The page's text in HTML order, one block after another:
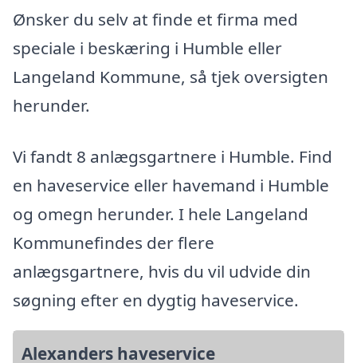
Ønsker du selv at finde et firma med
speciale i beskæring i Humble eller
Langeland Kommune, så tjek oversigten
herunder.
Vi fandt 8 anlægsgartnere i Humble. Find
en haveservice eller havemand i Humble
og omegn herunder. I hele Langeland
Kommunefindes der flere
anlægsgartnere, hvis du vil udvide din
søgning efter en dygtig haveservice.
Alexanders haveservice